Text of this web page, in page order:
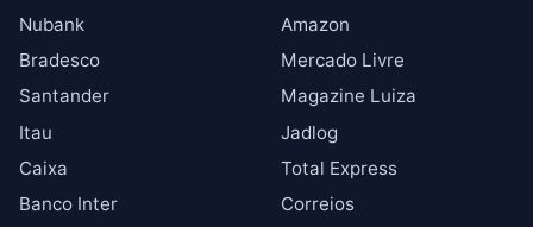
Nubank
Bradesco
Santander
Itau
Caixa
Banco Inter
Amazon
Mercado Livre
Magazine Luiza
Jadlog
Total Express
Correios